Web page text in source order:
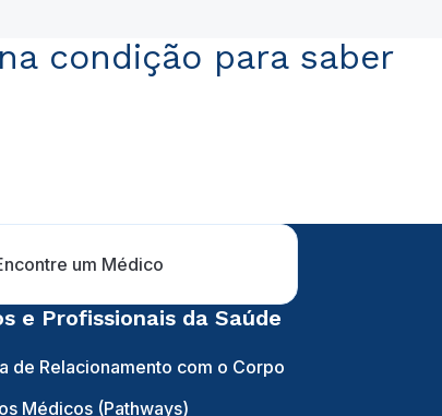
condição para saber
um Médico
e Profissionais da Saúde
de Relacionamento com o Corpo
Médicos (Pathways)